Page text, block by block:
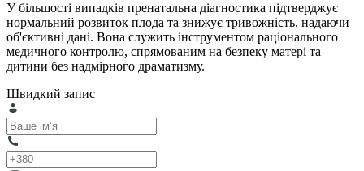
У більшості випадків пренатальна діагностика підтверджує
нормальний розвиток плода та знижує тривожність, надаючи
об'єктивні дані. Вона служить інструментом раціонального
медичного контролю, спрямованим на безпеку матері та
дитини без надмірного драматизму.
Швидкий запис